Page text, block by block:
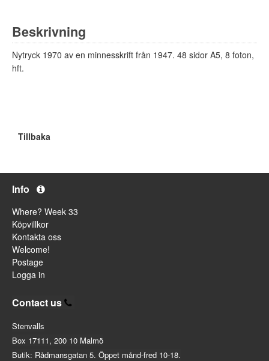
Beskrivning
Nytryck 1970 av en minnesskrift från 1947. 48 sidor A5, 8 foton,
hft.
Tillbaka
Info
Where? Week 33
Köpvillkor
Kontakta oss
Welcome!
Postage
Logga in
Contact us
Stenvalls
Box 17111, 200 10 Malmö
Butik: Rådmansgatan 5. Öppet månd-fred 10-18.